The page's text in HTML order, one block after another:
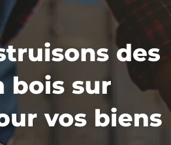
des
bois sur
vos biens